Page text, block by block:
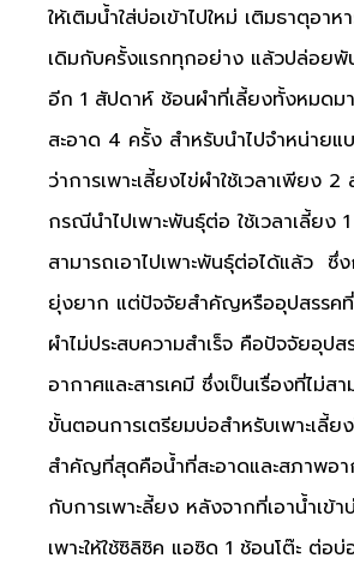
ให้เติมน้ำใส่บ่อเข้าไปใหม่ เติมธาตุอา
เดิมกับครั้งแรกทุกอย่าง แล้วปล่อยพั
อีก 1 สัปดาห์ ช้อนผำที่เลี้ยงทั้งหมดม
สะอาด 4 ครั้ง สำหรับนำไปจำหน่าย
ว่าการเพาะเลี้ยงไข่ผำใช้เวลาเพียง
กรณีนำไปเพาะพันธุ์ต่อ ใช้เวลาเลี้ยง
สามารถเอาไปเพาะพันธุ์ต่อได้แล้ว ซึ่ง
ยุ่งยาก แต่ปัจจัยสำคัญหรืออุปสรรคที่
ผำไม่ประสบความสำเร็จ คือปัจจัยอุป
อากาศและสารเคมี ซึ่งเป็นเรื่องที่ไม่ส
ขั้นตอนการเตรียมบ่อสำหรับเพาะเลี้ย
สำคัญที่สุดคือน้ำที่สะอาดและสภาพอา
กับการเพาะลี้ยง หลังจากที่เอาน้ำเข้า
เพาะให้ใช้ซิลิซิค แอซิด 1 ช้อนโต๊ะ ต่อ